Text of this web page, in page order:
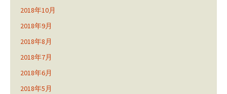
2018年10月
2018年9月
2018年8月
2018年7月
2018年6月
2018年5月